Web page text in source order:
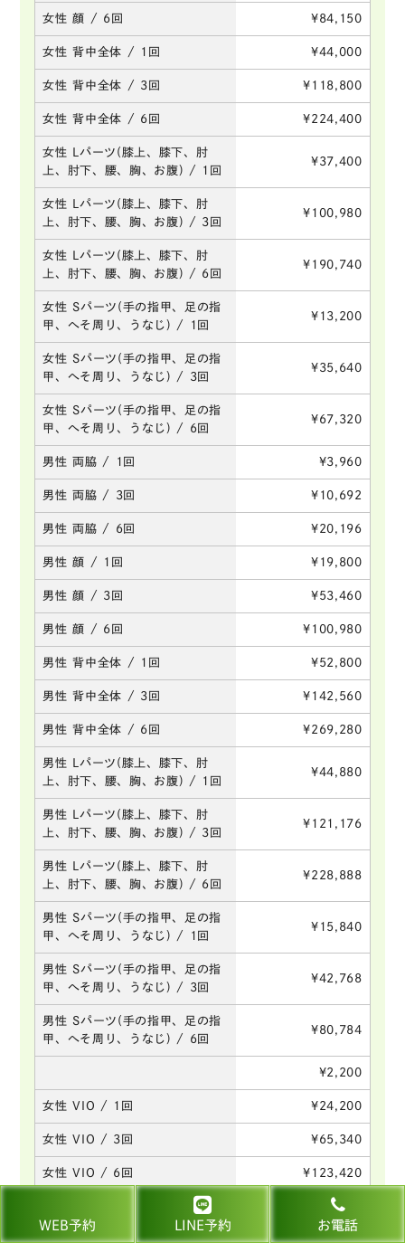
女性 顔 / 6回 ¥84,150
女性 背中全体 / 1回 ¥44,000
女性 背中全体 / 3回 ¥118,800
女性 背中全体 / 6回 ¥224,400
女性 Lパーツ(膝上、膝下、肘
上、肘下、腰、胸、お腹) / 1回
¥37,400
女性 Lパーツ(膝上、膝下、肘
上、肘下、腰、胸、お腹) / 3回
¥100,980
女性 Lパーツ(膝上、膝下、肘
上、肘下、腰、胸、お腹) / 6回
¥190,740
女性 Sパーツ(手の指甲、足の指
甲、へそ周り、うなじ) / 1回
¥13,200
女性 Sパーツ(手の指甲、足の指
甲、へそ周り、うなじ) / 3回
¥35,640
女性 Sパーツ(手の指甲、足の指
甲、へそ周り、うなじ) / 6回
¥67,320
男性 両脇 / 1回 ¥3,960
男性 両脇 / 3回 ¥10,692
男性 両脇 / 6回 ¥20,196
男性 顔 / 1回 ¥19,800
男性 顔 / 3回 ¥53,460
男性 顔 / 6回 ¥100,980
男性 背中全体 / 1回 ¥52,800
男性 背中全体 / 3回 ¥142,560
男性 背中全体 / 6回 ¥269,280
男性 Lパーツ(膝上、膝下、肘
上、肘下、腰、胸、お腹) / 1回
¥44,880
男性 Lパーツ(膝上、膝下、肘
上、肘下、腰、胸、お腹) / 3回
¥121,176
男性 Lパーツ(膝上、膝下、肘
上、肘下、腰、胸、お腹) / 6回
¥228,888
男性 Sパーツ(手の指甲、足の指
甲、へそ周り、うなじ) / 1回
¥15,840
男性 Sパーツ(手の指甲、足の指
甲、へそ周り、うなじ) / 3回
¥42,768
男性 Sパーツ(手の指甲、足の指
甲、へそ周り、うなじ) / 6回
¥80,784
¥2,200
女性 VIO / 1回 ¥24,200
女性 VIO / 3回 ¥65,340
女性 VIO / 6回 ¥123,420
¥3,300
女性 両脇 / 3回 ¥8,910
WEB予約 LINE予約 お電話